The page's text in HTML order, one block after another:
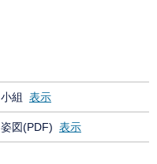
小組
姿図(PDF)